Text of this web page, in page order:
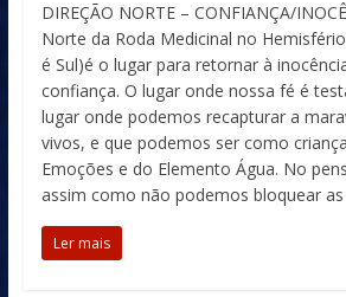
DIREÇÃO NORTE – CONFIANÇA/
Norte da Roda Medicinal no
é Sul)é o lugar para retornar à
confiança. O lugar onde nossa fé é
lugar onde podemos recapturar a
vivos, e que podemos ser como
Emoções e do Elemento Água. No
assim como não podemos bloquear
Ler mais